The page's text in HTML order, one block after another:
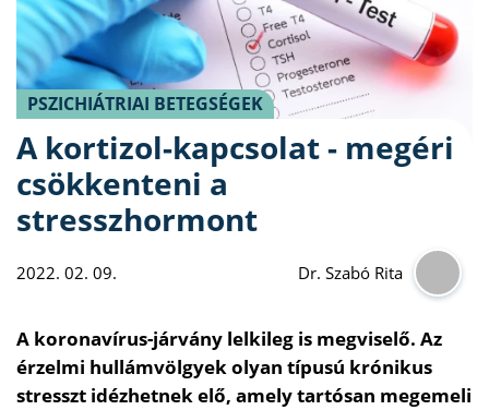
PSZICHIÁTRIAI BETEGSÉGEK
A kortizol-kapcsolat - megéri
csökkenteni a
stresszhormont
2022. 02. 09. Dr. Szabó Rita
A koronavírus-járvány lelkileg is megviselő. Az
érzelmi hullámvölgyek olyan típusú krónikus
stresszt idézhetnek elő, amely tartósan megemeli